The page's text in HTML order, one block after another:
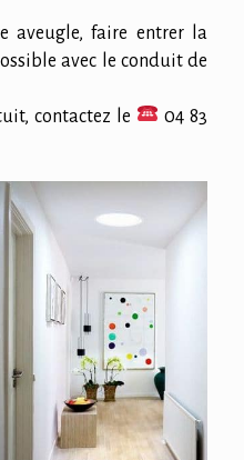
aveugle, faire entrer la
avec le conduit de
contactez le
04 83